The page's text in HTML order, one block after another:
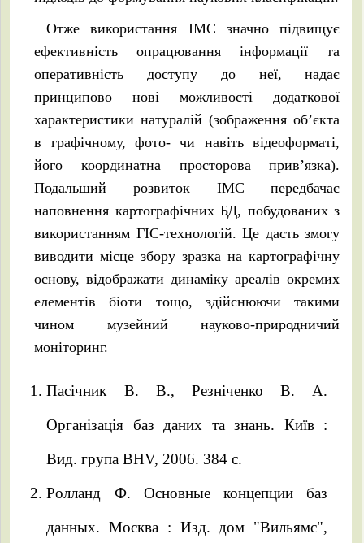
Отже використання ІМС значно підвищує
ефективність опрацювання інформації та
оперативність доступу до неї, надає
принципово нові можливості додаткової
характеристики натуралій (зображення об’єкта
в графічному, фото- чи навіть відеоформаті,
його координатна просторова прив’язка).
Подальший розвиток ІМС передбачає
наповнення картографічних БД, побудованих з
використанням ГІС-технологій. Це дасть змогу
виводити місце збору зразка на картографічну
основу, відображати динаміку ареалів окремих
елементів біоти тощо, здійснюючи такими
чином музейний науково-природничий
моніторинг.
Пасічник В. В., Резніченко В. А.
Організація баз даних та знань. Київ :
Вид. група BHV, 2006. 384 с.
Ролланд Ф. Основные концепции баз
данных. Москва : Изд. дом "Вильямс",